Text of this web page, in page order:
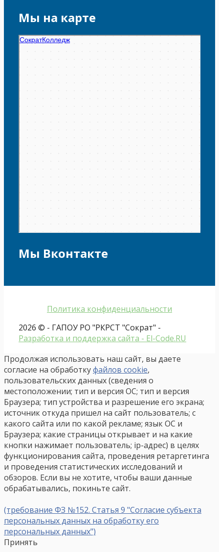
Мы на карте
Сократ
Колледж в Ростове‑на‑Дону
Мы Вконтакте
Политика конфиденциальности
2026 © - ГАПОУ РО "РКРСТ "Сократ" -
Разработка и поддержка сайта - El-Code.RU
Продолжая использовать наш сайт, вы даете
согласие на обработкуфайлов cookie,
пользовательских данных (сведения о
местоположении; тип и версия ОС; тип и версия
Браузера; тип устройства и разрешение его экрана;
источник откуда пришел на сайт пользователь; с
какого сайта или по какой рекламе; язык ОС и
Браузера; какие страницы открывает и на какие
кнопки нажимает пользователь; ip-адрес) в целях
функционирования сайта, проведения ретаргетинга
и проведения статистических исследований и
обзоров. Если вы не хотите, чтобы ваши данные
обрабатывались, покиньте сайт.
(требование ФЗ №152. Статья 9 "Согласие субъекта
персональных данных на обработку его
персональных данных")
Принять